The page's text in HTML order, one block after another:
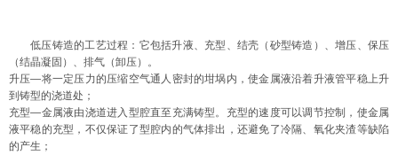
低压铸造的工艺过程：它包括升液、充型、结壳（砂型铸造）、增压、保压
（结晶凝固）、排气（卸压）。
升压—将一定压力的压缩空气通人密封的坩埚内，使金属液沿着升液管平稳上升
到铸型的浇道处；
充型—金属液由浇道进入型腔直至充满铸型。充型的速度可以调节控制，使金属
液平稳的充型，不仅保证了型腔内的气体排出，还避免了冷隔、氧化夹渣等缺陷
的产生；